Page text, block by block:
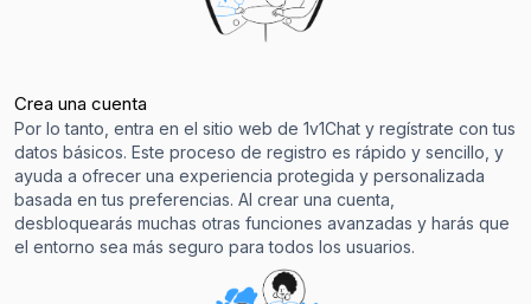
Crea una cuenta
Por lo tanto, entra en el sitio web de 1v1Chat y regístrate con tus
datos básicos. Este proceso de registro es rápido y sencillo, y
ayuda a ofrecer una experiencia protegida y personalizada
basada en tus preferencias. Al crear una cuenta,
desbloquearás muchas otras funciones avanzadas y harás que
el entorno sea más seguro para todos los usuarios.